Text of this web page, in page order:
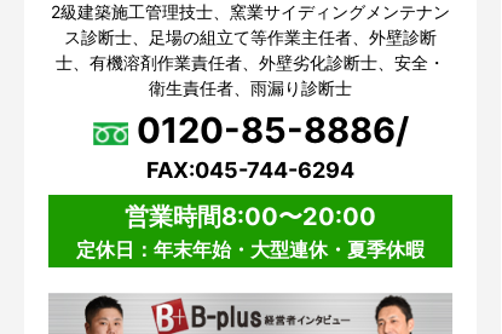
2級建築施工管理技士、窯業サイディングメンテナン
ス診断士、足場の組立て等作業主任者、外壁診断
士、有機溶剤作業責任者、外壁劣化診断士、安全・
衛生責任者、雨漏り診断士
0120-85-8886/
FAX:045-744-6294
営業時間8:00〜20:00
定休日：年末年始・大型連休・夏季休暇